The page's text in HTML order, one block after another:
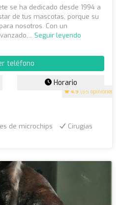
4.9 (55 opiniones)
se ha dedicado desde 1994 a
de tus mascotas, porque su
nosotros. Con un
Seguir leyendo
teléfono
Horario
de microchips
Cirugías